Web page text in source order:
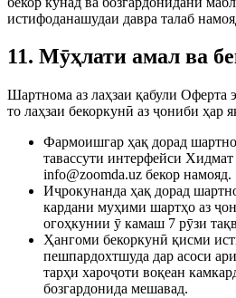
истифоданашудаи давра талаб
11. Мӯҳлати амал ва
Шартнома аз лаҳзаи қабули Оферта
то лаҳзаи бекоркунӣ аз ҷониби ҳар
Фармоишгар ҳақ дорад
тавассути интерфейси
info@zoomda.uz бекор намояд.
Иҷрокунанда ҳақ дорад
кардани муҳими шартҳо аз
огоҳкунии ӯ камаш 7 рӯзи
Ҳангоми бекоркунӣ қисми
пешпардохтшуда дар асоси
тарҳи хароҷоти воқеан
бозгардонида мешавад.